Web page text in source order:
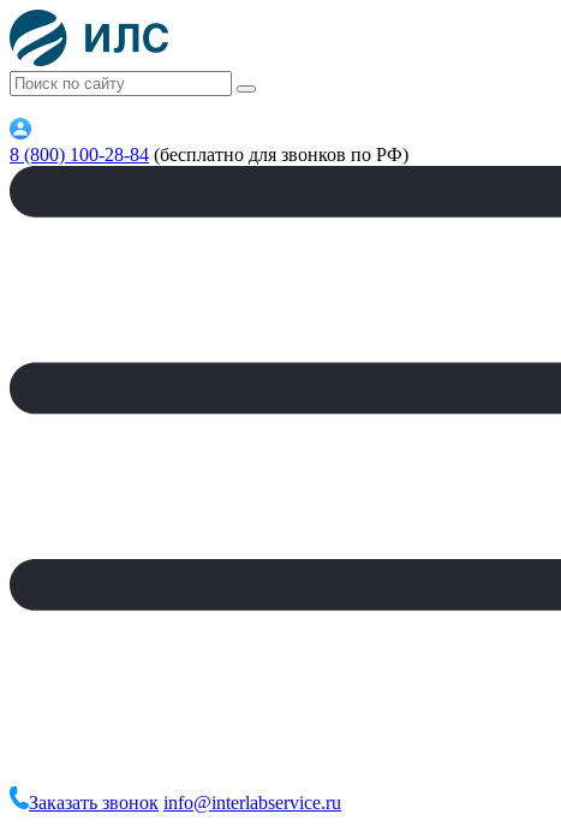
8 (800) 100-28-84 (бесплатно для звонков по РФ)
Заказать звонок info@interlabservice.ru